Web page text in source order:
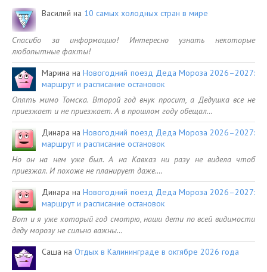
Василий на 10 самых холодных стран в мире
Спасибо за информацию! Интересно узнать некоторые
любопытные факты!
Марина наНовогодний поезд Деда Мороза 2026–2027:
маршрут и расписание остановок
Опять мимо Томска. Второй год внук просит, а Дедушка все не
приезжает и не приезжает. А в прошлом году обещал…
Динара наНовогодний поезд Деда Мороза 2026–2027:
маршрут и расписание остановок
Но он на нем уже был. А на Кавказ ни разу не видела чтоб
приезжал. И похоже не планирует даже.…
Динара наНовогодний поезд Деда Мороза 2026–2027:
маршрут и расписание остановок
Вот и я уже который год смотрю, наши дети по всей видимости
деду морозу не сильно важны…
Саша на Отдых в Калининграде в октябре 2026 года